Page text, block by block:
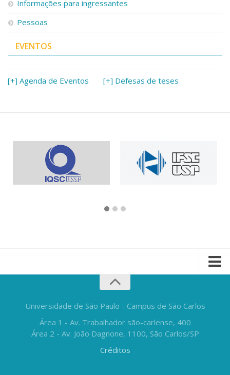
Informações para ingressantes
Pessoas
EVENTOS
[+] Agenda de Eventos [+] Defesas de teses
Universidade de São Paulo - Campus de São Carlos
Área 1 - Av. Trabalhador são-carlense, 400
Área 2 - Av. João Dagnone, 1100, São Carlos/SP
Créditos